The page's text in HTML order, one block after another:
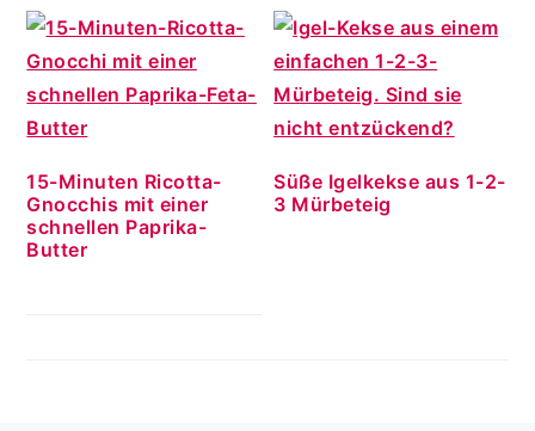
15-Minuten Ricotta-
Gnocchis mit einer
schnellen Paprika-
Butter
Süße Igelkekse aus 1-2-
3 Mürbeteig